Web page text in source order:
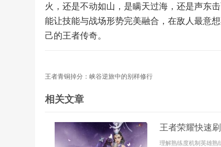
火，还是不动如山，是瞒天过海，还是声东
能让技能与战场形势完美融合，在敌人最意
己的王者传奇。
王者青铜掉分：峡谷逆旅中的别样修行
相关文章
王者荣耀快速
理解熟练度机制英雄熟